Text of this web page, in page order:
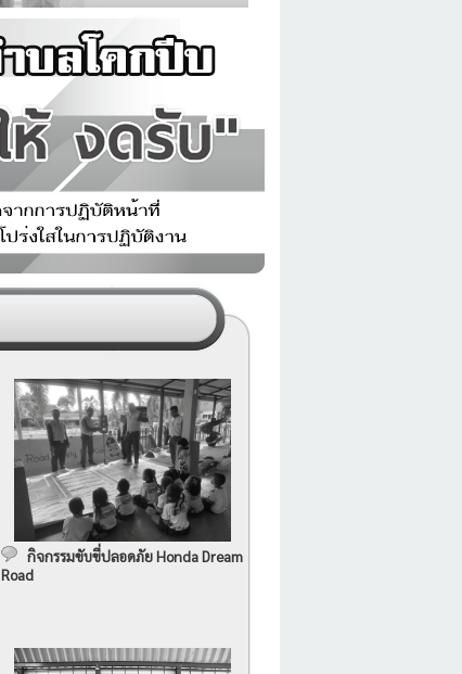
กิจกรรมขับขี่ปลอดภัย Honda Dream
Road